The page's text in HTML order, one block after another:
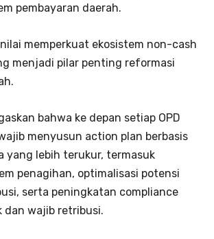
pembayaran daerah.
memperkuat ekosistem non-cash
menjadi pilar penting reformasi
bahwa ke depan setiap OPD
menyusun action plan berbasis
yang lebih terukur, termasuk
penagihan, optimalisasi potensi
serta peningkatan compliance
dan wajib retribusi.